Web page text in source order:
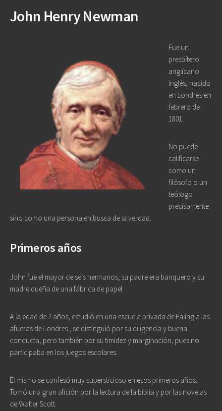
John Henry Newman
Fue un
presbítero
anglicano
inglés, nacido
en Londres en
febrero de
1801.
No puede
calificarse
como un
filósofo o un
teólogo
precisamente
sino como una persona en busca de la verdad.
Primeros años
John fue el mayor de seis hermanos, su padre era banquero y su
madre dueña de una fábrica de papel.
A la edad de 7 años, estudió en una escuela privada de Ealing a las
afueras de Londres , se distinguió por su diligencia y buena
conducta, pero también por su timidez y marginación, pues no
participaba en los juegos escolares.
El mismo se confesó muy supersticioso en esos primeros años.
Tomó una gran afición por la lectura de la biblia y por las novelas
de Walter Scott.